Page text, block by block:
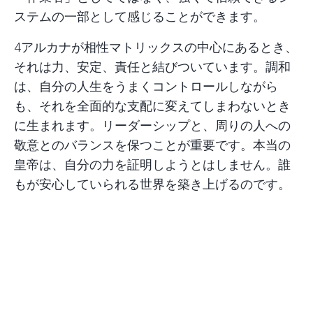
ステムの一部として感じることができます。
4アルカナが相性マトリックスの中心にあるとき、
それは力、安定、責任と結びついています。調和
は、自分の人生をうまくコントロールしながら
も、それを全面的な支配に変えてしまわないとき
に生まれます。リーダーシップと、周りの人への
敬意とのバランスを保つことが重要です。本当の
皇帝は、自分の力を証明しようとはしません。誰
もが安心していられる世界を築き上げるのです。